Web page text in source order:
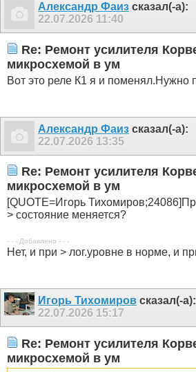
Александр Фаиз сказал(-а):
22.07.2026 11:40
Re: Ремонт усилителя
микросхемой в ум
Вот это реле К1 я и поменял.Нужно
Александр Фаиз сказал(-а):
22.07.2026 13:35
Re: Ремонт усилителя
микросхемой в ум
[QUOTE=Игорь
> состояние меняется?
- - - Добавлено - - -
Нет, и при > лог.уровне в норме, и
Игорь Тихомиров сказал(-а):
22.07.2026 15:17
Re: Ремонт усилителя
микросхемой в ум